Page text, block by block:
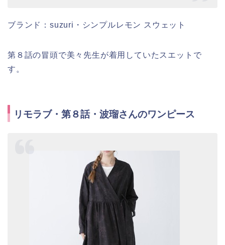
ブランド：suzuri・シンプルレモン スウェット
第８話の冒頭で美々先生が着用していたスエットで
す。
リモラブ・第８話・波瑠さんのワンピース